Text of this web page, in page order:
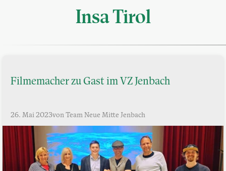
Insa Tirol
Filmemacher zu Gast im VZ Jenbach
26. Mai 2023von Team Neue Mitte Jenbach